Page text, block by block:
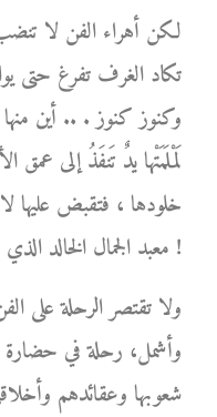
لكن أهراء الفن لا
تكاد الغرف تفرغ حتى
وكنوز كنوز . .. أين منها
لَمْلَمَتْها يدٌ تَنفَذُ إلى
خلودها ، فتقبض عليها
معبد الجمال الخالد الذي استحقته عن جدارة !
ولا تقتصر الرحلة على
وأشمل، رحلة في حضارة
شعوبها وعقائدهم